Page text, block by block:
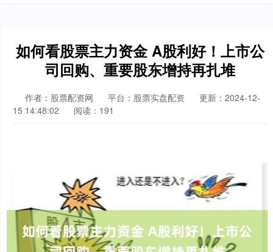
如何看股票主力资金 A股利好！上市公
司回购、重要股东增持再扎堆
作者：股票配资网 平台：股票实盘配资
更新：2024-12-
15 14:48:02
阅读：191